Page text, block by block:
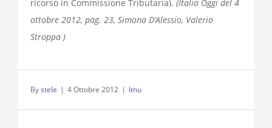
ricorso in Commissione Tributaria). (Italia Oggi del 4
ottobre 2012, pag. 23, Simona D’Alessio, Valerio
Stroppa )
Bystele | 4 Ottobre 2012 | Imu